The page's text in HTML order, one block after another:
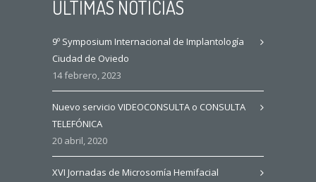
ÚLTIMAS NOTICIAS
9º Symposium Internacional de Implantología
Ciudad de Oviedo
14 febrero, 2023
Nuevo servicio VIDEOCONSULTA o CONSULTA
TELEFÓNICA
20 abril, 2020
XVI Jornadas de Microsomía Hemifacial